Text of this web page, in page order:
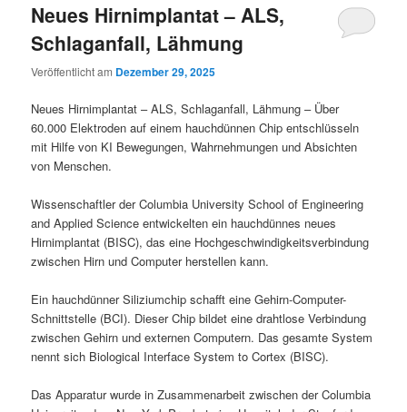
Neues Hirnimplantat – ALS,
Schlaganfall, Lähmung
Veröffentlicht am Dezember 29, 2025
Neues Hirnimplantat – ALS, Schlaganfall, Lähmung – Über
60.000 Elektroden auf einem hauchdünnen Chip entschlüsseln
mit Hilfe von KI Bewegungen, Wahrnehmungen und Absichten
von Menschen.
Wissenschaftler der Columbia University School of Engineering
and Applied Science entwickelten ein hauchdünnes neues
Hirnimplantat (BISC), das eine Hochgeschwindigkeitsverbindung
zwischen Hirn und Computer herstellen kann.
Ein hauchdünner Siliziumchip schafft eine Gehirn-Computer-
Schnittstelle (BCI). Dieser Chip bildet eine drahtlose Verbindung
zwischen Gehirn und externen Computern. Das gesamte System
nennt sich Biological Interface System to Cortex (BISC).
Das Apparatur wurde in Zusammenarbeit zwischen der Columbia